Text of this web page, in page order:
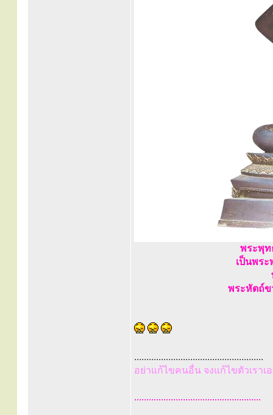
พระพุท
เป็นพร
พระหัตถ์ข
.....................................................
อย่าแก้ไขคนอื่น จงแก้ไขตัวเราเ
....................................................